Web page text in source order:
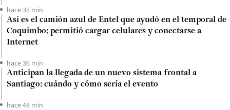
hace 35 min
Así es el camión azul de Entel que ayudó en el temporal de
Coquimbo: permitió cargar celulares y conectarse a
Internet
hace 36 min
Anticipan la llegada de un nuevo sistema frontal a
Santiago: cuándo y cómo sería el evento
hace 48 min